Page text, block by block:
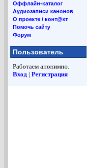
Оффлайн-каталог
Аудиозаписи канонов
О проекте / конт@кт
Помочь сайту
Форум
Пользователь
Работаем анонимно.
Вход | Регистрация